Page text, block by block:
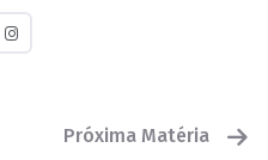
Próxima Matéria